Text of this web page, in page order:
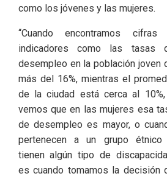
como los jóvenes y las mujeres.
“Cuando encontramos cifras
indicadores como las tasas
desempleo en la población joven
más del 16%, mientras el
de la ciudad está cerca al
vemos que en las mujeres esa
de desempleo es mayor, o
pertenecen a un grupo étnico
tienen algún tipo de
es cuando tomamos la decisión